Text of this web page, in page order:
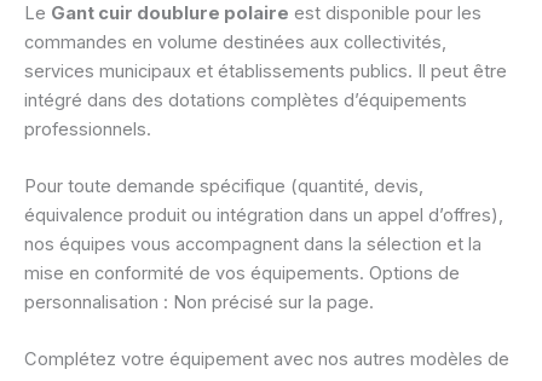
Le Gant cuir doublure polaire est disponible pour les
commandes en volume destinées aux collectivités,
services municipaux et établissements publics. Il peut être
intégré dans des dotations complètes d’équipements
professionnels.
Pour toute demande spécifique (quantité, devis,
équivalence produit ou intégration dans un appel d’offres),
nos équipes vous accompagnent dans la sélection et la
mise en conformité de vos équipements. Options de
personnalisation : Non précisé sur la page.
Complétez votre équipement avec nos autres modèles de